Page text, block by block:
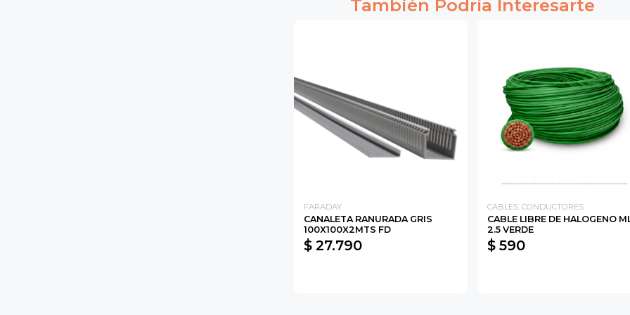
También Podría Interesarte
FARADAY
CANALETA RANURADA GRIS
100X100X2MTS FD
$ 27.790
CABLES. CONDUCTORES
CABLE LIBRE DE HALOGENO
2.5 VERDE
$ 590